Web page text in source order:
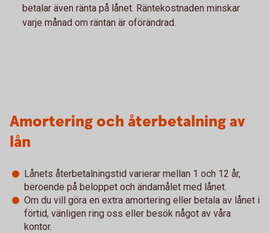
betalar även ränta på lånet. Räntekostnaden minskar
varje månad om räntan är oförändrad.
Amortering och återbetalning av
lån
Lånets återbetalningstid varierar mellan 1 och 12 år,
beroende på beloppet och ändamålet med lånet.
Om du vill göra en extra amortering eller betala av lånet i
förtid, vänligen ring oss eller besök något av våra
kontor.